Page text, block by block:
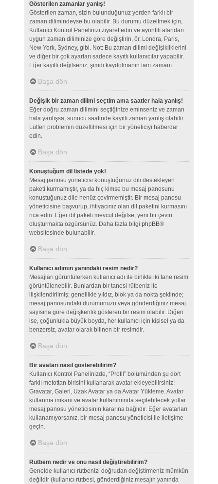
Gösterilen zamanlar yanlış!
Gösterilen zaman, sizin bulunduğunuz yerden farklı bir
zaman dilimindeyse bu olabilir. Bu durumu düzeltmek için,
Kullanıcı Kontrol Panelinizi ziyaret edin ve ayrıntılı alandan
uygun zaman diliminize göre değiştirin, ör. Londra, Paris,
New York, Sydney, gibi. Not: Bu zaman dilimi değişikliklerini
ve diğer bir çok ayarları sadece kayıtlı kullanıcılar yapabilir.
Eğer kayıtlı değilseniz, şimdi kaydolmanın tam zamanı.
Başa dön
Değişik bir zaman dilimi seçtim ama saatler hala yanlış!
Eğer doğru zaman dilimini seçtiğinize eminseniz ve zaman
hala yanlışsa, sunucu saatinde kayıtlı zaman yanlış olabilir.
Lütfen problemin düzeltilmesi için bir yöneticiyi haberdar
edin.
Başa dön
Konuştuğum dil listede yok!
Mesaj panosu yöneticisi konuştuğunuz dili destekleyen
paketi kurmamıştır, ya da hiç kimse bu mesaj panosunu
konuştuğunuz dile henüz çevirmemiştir. Bir mesaj panosu
yöneticisine başvurup, ihtiyacınız olan dil paketini kurmasını
rica edin. Eğer dil paketi mevcut değilse, yeni bir çeviri
oluşturmakta özgürsünüz. Daha fazla bilgi phpBB®
websitesinde bulunabilir.
Başa dön
Kullanıcı adımın yanındaki resim nedir?
Mesajları görüntülerken kullanıcı adı ile birlikte iki tane resim
görüntülenebilir. Bunlardan bir tanesi rütbeniz ile
ilişkilendirilmiş; genellikle yıldız, blok ya da nokta şeklinde;
mesaj panosundaki durumunuzu veya gönderdiğiniz mesaj
sayısına göre değişkenlik gösteren bir resim olabilir. Diğeri
ise, çoğunlukla büyük boyda, her kullanıcı için kişisel ya da
benzersiz, avatar olarak bilinen bir resimdir.
Başa dön
Bir avatarı nasıl gösterebilirim?
Kullanıcı Kontrol Panelinizde, “Profil” bölümünden şu dört
farklı metottan birisini kullanarak avatar ekleyebilirsiniz:
Gravatar, Galeri, Uzak Avatar ya da Avatar Yükleme. Avatar
kullanma imkanı ve avatar kullanımında seçilebilecek yollar
mesaj panosu yöneticisinin kararına bağlıdır. Eğer avatarları
kullanamıyorsanız, bir mesaj panosu yöneticisi ile iletişime
geçin.
Başa dön
Rütbem nedir ve onu nasıl değiştirebilirim?
Genelde kullanıcı rütbenizi doğrudan değiştirmeniz mümkün
değildir (kullanıcı rütbesi, gönderdiğiniz mesajın yanında